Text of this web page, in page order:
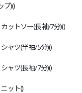
プ)()
カットソー(長袖/7分)()
シャツ(半袖/5分)()
シャツ(長袖/7分)()
ニット()